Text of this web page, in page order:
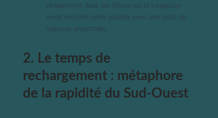
notamment dans les bijoux où la turquoise
vient enrichir cette palette avec une note de
sagesse ancestrale.
2. Le temps de
rechargement : métaphore
de la rapidité du Sud-Ouest